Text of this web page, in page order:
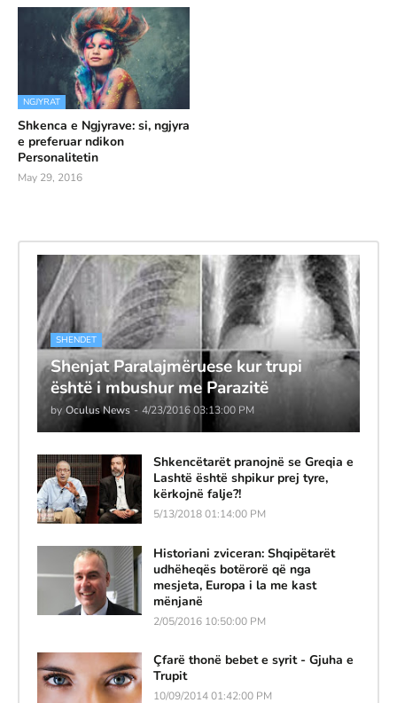
NGJYRAT
Shkenca e Ngjyrave: si, ngjyra
e preferuar ndikon
Personalitetin
May 29, 2016
SHENDET
Shenjat Paralajmëruese kur trupi
është i mbushur me Parazitë
by Oculus News - 4/23/2016 03:13:00 PM
Shkencëtarët pranojnë se Greqia e
Lashtë është shpikur prej tyre,
kërkojnë falje?!
5/13/2018 01:14:00 PM
Historiani zviceran: Shqipëtarët
udhëheqës botërorë që nga
mesjeta, Europa i la me kast
mënjanë
2/05/2016 10:50:00 PM
Çfarë thonë bebet e syrit - Gjuha e
Trupit
10/09/2014 01:42:00 PM